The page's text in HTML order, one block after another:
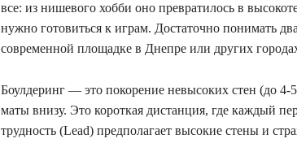
все: из нишевого хобби оно превратилось в
нужно готовиться к играм. Достаточно понимать
современной площадке в Днепре или других
Боулдеринг — это покорение невысоких стен (до
маты внизу. Это короткая дистанция, где каждый
трудность (Lead) предполагает высокие стены и